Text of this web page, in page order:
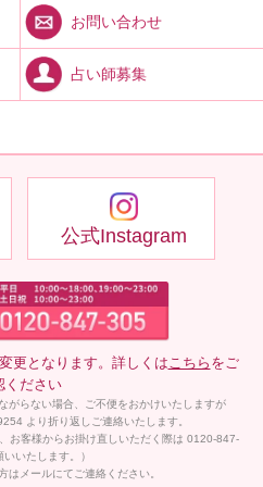
お問い合わせ
占い師募集
公式Instagram
更となります。詳しくは こちら をご
ください
がらない場合、ご不便をおかけいたしますが
より折り返しご連絡いたします。
お客様からお掛け直しいただく際は 0120-847-
いたします。）
はメールにてご連絡ください。